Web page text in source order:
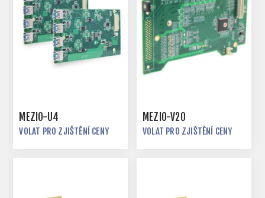
MEZIO-U4
VOLAT PRO ZJIŠTĚNÍ CENY
MEZIO-V20
VOLAT PRO ZJIŠTĚNÍ CENY